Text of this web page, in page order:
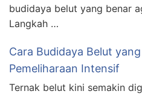
budidaya belut yang benar
Langkah …
Cara Budidaya Belut
Pemeliharaan Intensif
Ternak belut kini semakin